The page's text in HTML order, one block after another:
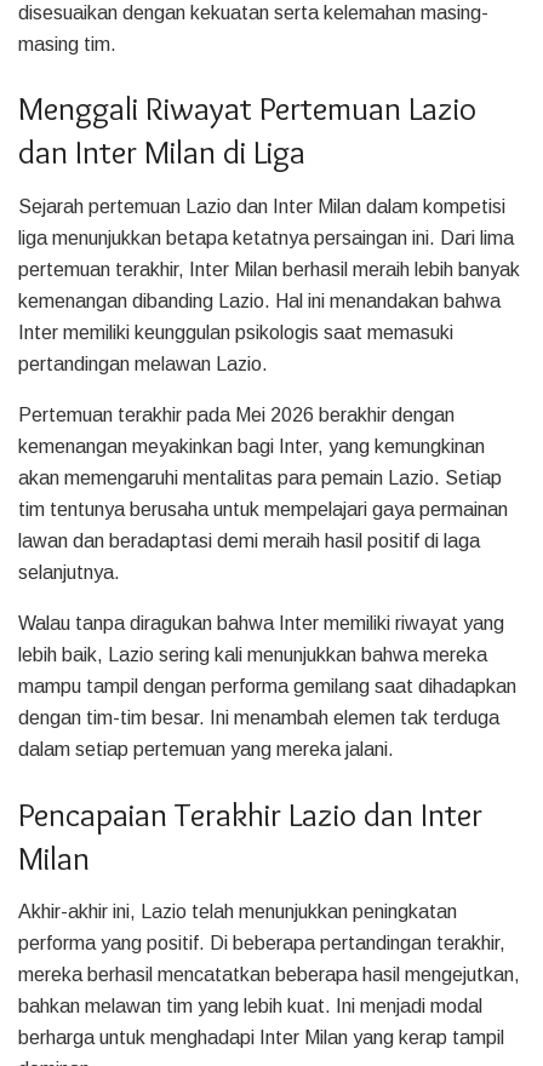
disesuaikan dengan kekuatan serta kelemahan masing-
masing tim.
Menggali Riwayat Pertemuan Lazio
dan Inter Milan di Liga
Sejarah pertemuan Lazio dan Inter Milan dalam kompetisi
liga menunjukkan betapa ketatnya persaingan ini. Dari lima
pertemuan terakhir, Inter Milan berhasil meraih lebih banyak
kemenangan dibanding Lazio. Hal ini menandakan bahwa
Inter memiliki keunggulan psikologis saat memasuki
pertandingan melawan Lazio.
Pertemuan terakhir pada Mei 2026 berakhir dengan
kemenangan meyakinkan bagi Inter, yang kemungkinan
akan memengaruhi mentalitas para pemain Lazio. Setiap
tim tentunya berusaha untuk mempelajari gaya permainan
lawan dan beradaptasi demi meraih hasil positif di laga
selanjutnya.
Walau tanpa diragukan bahwa Inter memiliki riwayat yang
lebih baik, Lazio sering kali menunjukkan bahwa mereka
mampu tampil dengan performa gemilang saat dihadapkan
dengan tim-tim besar. Ini menambah elemen tak terduga
dalam setiap pertemuan yang mereka jalani.
Pencapaian Terakhir Lazio dan Inter
Milan
Akhir-akhir ini, Lazio telah menunjukkan peningkatan
performa yang positif. Di beberapa pertandingan terakhir,
mereka berhasil mencatatkan beberapa hasil mengejutkan,
bahkan melawan tim yang lebih kuat. Ini menjadi modal
berharga untuk menghadapi Inter Milan yang kerap tampil